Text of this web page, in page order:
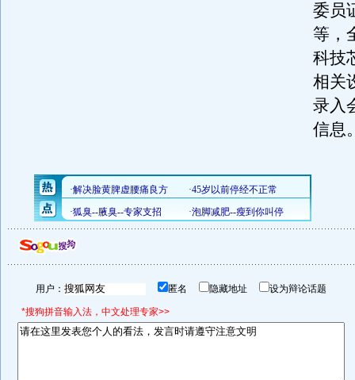
委员
等，
科技
相关
录入
信息
用户： 匿名 隐藏地址 设为辩论话题
*搜狗拼音输入法，中文处理专家>>